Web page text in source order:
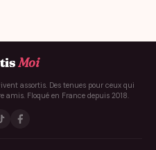
Moi
assortis. Des tenues pour ceux qui
Floqué en France depuis 2018.